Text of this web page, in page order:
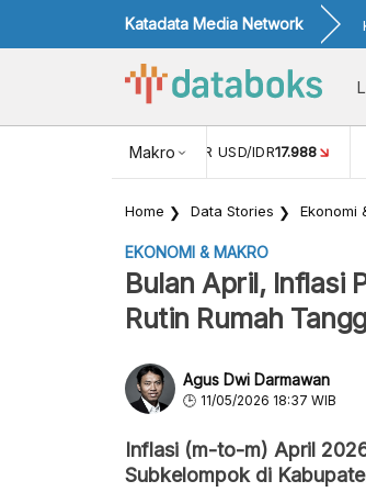
Katadata Media Network
Makro
NILAI TUKAR USD/IDR17.988
Home Data Stories Ekonomi
EKONOMI & MAKRO
Bulan April, Inflasi
Rutin Rumah
Agus Dwi Darmawan
11/05/2026 18:37 WIB
Inflasi (m-to-m) April
Subkelompok di